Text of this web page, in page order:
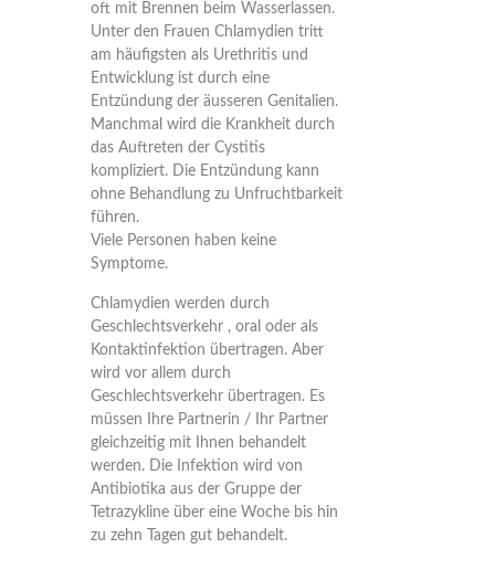
oft mit Brennen beim Wasserlassen.
Unter den Frauen Chlamydien tritt
am häufigsten als Urethritis und
Entwicklung ist durch eine
Entzündung der äusseren Genitalien.
Manchmal wird die Krankheit durch
das Auftreten der Cystitis
kompliziert. Die Entzündung kann
ohne Behandlung zu Unfruchtbarkeit
führen.
Viele Personen haben keine
Symptome.
Chlamydien werden durch
Geschlechtsverkehr , oral oder als
Kontaktinfektion übertragen. Aber
wird vor allem durch
Geschlechtsverkehr übertragen. Es
müssen Ihre Partnerin / Ihr Partner
gleichzeitig mit Ihnen behandelt
werden. Die Infektion wird von
Antibiotika aus der Gruppe der
Tetrazykline über eine Woche bis hin
zu zehn Tagen gut behandelt.